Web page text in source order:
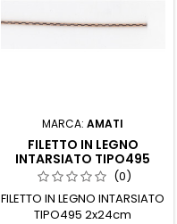
MARCA:AMATI
FILETTO IN LEGNO
INTARSIATO TIPO495
(0)
FILETTO IN LEGNO INTARSIATO
TIPO495 2x24cm